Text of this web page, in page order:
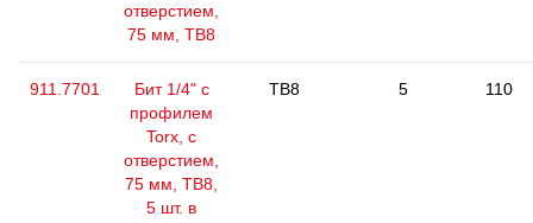
отверстием,
75 мм, ТВ8
911.7701
Бит 1/4" с
профилем
Torx, с
отверстием,
75 мм, ТВ8,
5 шт. в
TB8 5 110